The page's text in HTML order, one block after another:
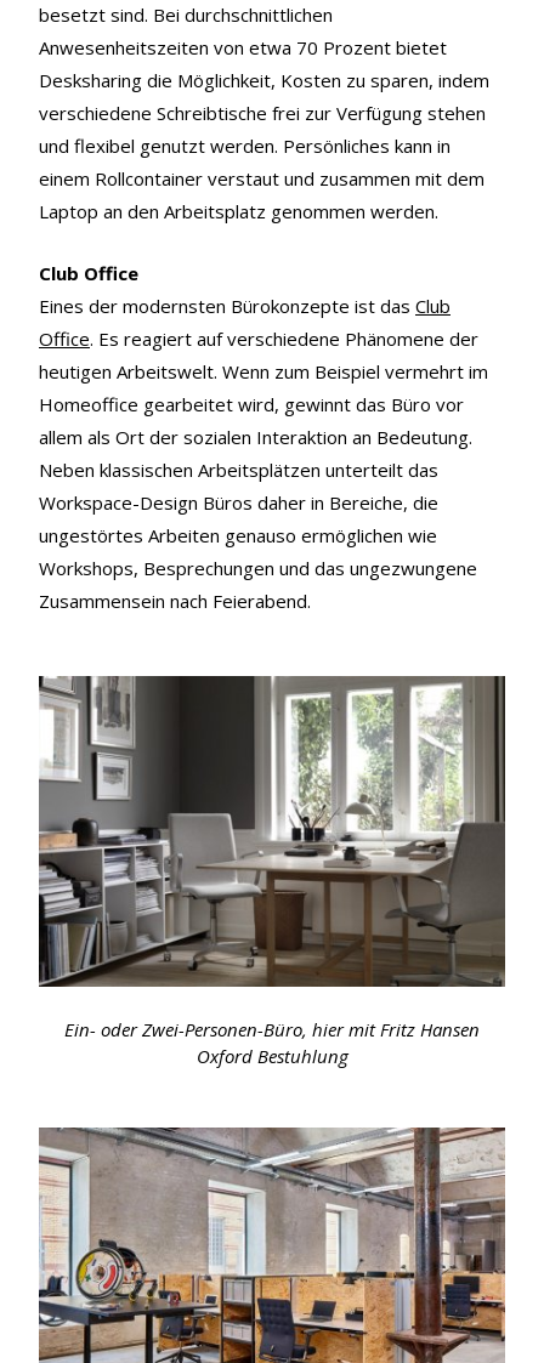
besetzt sind. Bei durchschnittlichen
Anwesenheitszeiten von etwa 70 Prozent bietet
Desksharing die Möglichkeit, Kosten zu sparen, indem
verschiedene Schreibtische frei zur Verfügung stehen
und flexibel genutzt werden. Persönliches kann in
einem Rollcontainer verstaut und zusammen mit dem
Laptop an den Arbeitsplatz genommen werden.
Club Office
Eines der modernsten Bürokonzepte ist das Club
Office. Es reagiert auf verschiedene Phänomene der
heutigen Arbeitswelt. Wenn zum Beispiel vermehrt im
Homeoffice gearbeitet wird, gewinnt das Büro vor
allem als Ort der sozialen Interaktion an Bedeutung.
Neben klassischen Arbeitsplätzen unterteilt das
Workspace-Design Büros daher in Bereiche, die
ungestörtes Arbeiten genauso ermöglichen wie
Workshops, Besprechungen und das ungezwungene
Zusammensein nach Feierabend.
Ein- oder Zwei-Personen-Büro, hier mit Fritz Hansen
Oxford Bestuhlung